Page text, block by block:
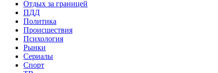
Отдых за границей
ПДД
Политика
Происшествия
Психология
Рынки
Сериалы
Спорт